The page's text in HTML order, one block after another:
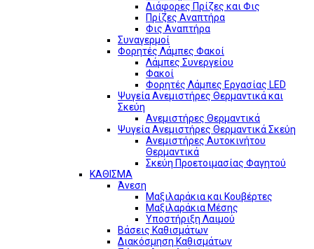
Διάφορες Πρίζες και Φις
Πρίζες Αναπτήρα
Φις Αναπτήρα
Συναγερμοί
Φορητές Λάμπες Φακοί
Λάμπες Συνεργείου
Φακοί
Φορητές Λάμπες Εργασίας LED
Ψυγεία Ανεμιστήρες Θερμαντικά και
Σκεύη
Ανεμιστήρες Θερμαντικά
Ψυγεία Ανεμιστήρες Θερμαντικά Σκεύη
Ανεμιστήρες Αυτοκινήτου
Θερμαντικά
Σκεύη Προετοιμασίας Φαγητού
ΚΑΘΙΣΜΑ
Άνεση
Μαξιλαράκια και Κουβέρτες
Μαξιλαράκια Μέσης
Υποστήριξη Λαιμού
Βάσεις Καθισμάτων
Διακόσμηση Καθισμάτων